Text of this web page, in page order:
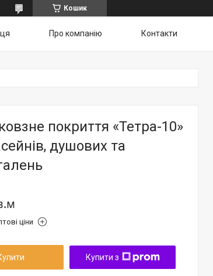
Кошик
Про компанію Контакти
покриття «Тетра-10»
душових та
ціни
Купити з